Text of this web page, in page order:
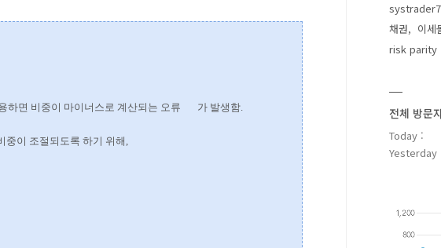
하면 비중이 마이너스로 계산되는 오류 가 발생함.
이 조절되도록 하기 위해,
채권
이세
risk parity
전체 방문
Today :
Yesterday